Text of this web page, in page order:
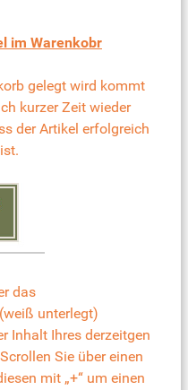
im Warenkobr
gelegt wird kommt
kurzer Zeit wieder
der Artikel erfolgreich
das
unterlegt)
Inhalt Ihres derzeitgen
Sie über einen
mit „+“ um einen